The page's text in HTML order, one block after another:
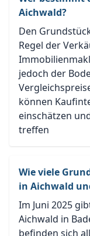
Aichwald?
Den
Regel der
jedoch der
können
einschätzen
treffen
Wie viele
in Aichwald
Im Juni 2025
Aichwald in
befinden sich